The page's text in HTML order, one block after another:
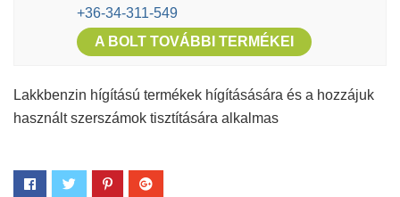
+36-34-311-549
A BOLT TOVÁBBI TERMÉKEI
Lakkbenzin hígítású termékek hígításására és a hozzájuk
használt szerszámok tisztítására alkalmas